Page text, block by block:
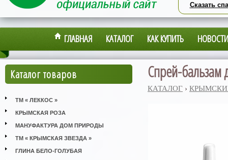
Сказать
ГЛАВНАЯ КАТАЛОГ КАК КУПИТЬ НОВОСТИ
Каталог товаров
ТМ « ЛЕККОС »
КРЫМСКАЯ РОЗА
МАНУФАКТУРА ДОМ ПРИРОДЫ
ТМ « КРЫМСКАЯ ЗВЕЗДА »
ГЛИНА БЕЛО-ГОЛУБАЯ
Спрей-бальзам
КАТАЛОГ ›